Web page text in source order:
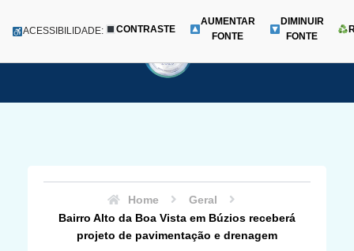
para
Menu
ACESSIBILIDADE: CONTRASTE
AUMENTAR
FONTE
DIMINUIR
FONTE
Home
Geral
Bairro Alto da Boa Vista em Búzios receberá
projeto de pavimentação e drenagem